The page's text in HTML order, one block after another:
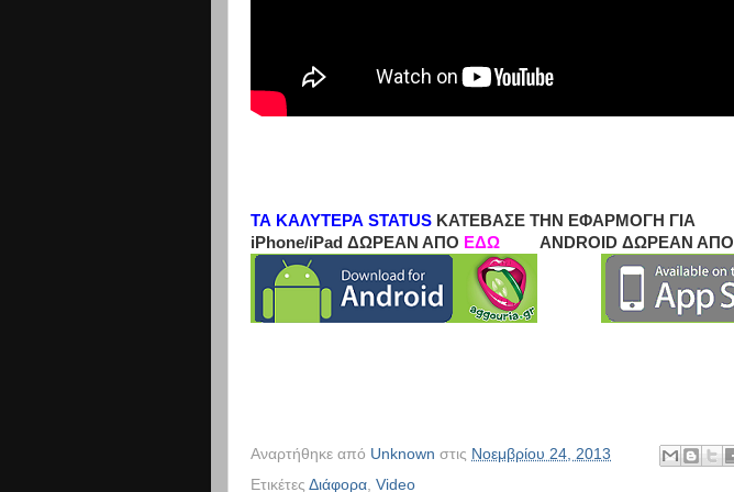
ΤΑ ΚΑΛΥΤΕΡΑ STATUS ΚΑΤΕΒΑΣΕ ΤΗΝ ΕΦΑΡΜΟΓΗ ΓΙΑ
iPhone/iPad ΔΩΡΕΑΝ ΑΠΟ ΕΔΩ ANDROID ΔΩΡΕΑΝ ΑΠΟ
Αναρτήθηκε από Unknown στις Νοεμβρίου 24, 2013
Ετικέτες Διάφορα Video